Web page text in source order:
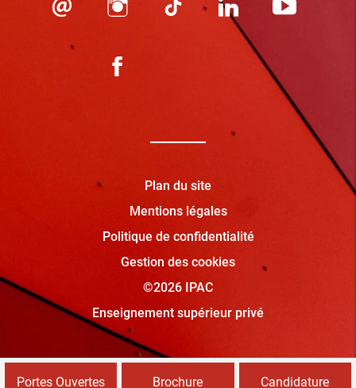
Plan du site
Mentions légales
Politique de confidentialité
Gestion des cookies
©2026 IPAC
Enseignement supérieur privé
Portes Ouvertes Brochure Candidature